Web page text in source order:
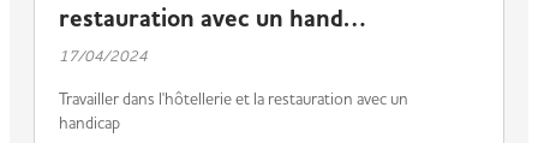
restauration avec un hand…
17/04/2024
Travailler dans l'hôtellerie et la restauration avec un
handicap